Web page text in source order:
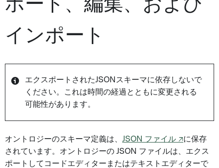
ポート、編集、および
インポート
エクスポートされたJSONスキーマに依存しないで
ください。これは時間の経過とともに変更される
可能性があります。
オントロジーのスキーマ定義は、 JSON ファイル ↗に保存
されています。オントロジーの JSON ファイルは、エクス
ポートしてコードエディターまたはテキストエディターで